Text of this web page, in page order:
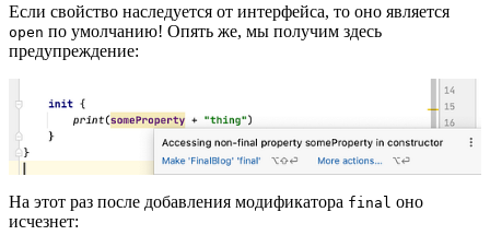
Если свойство наследуется от интерфейса, то оно является
open по умолчанию! Опять же, мы получим здесь
предупреждение:
На этот раз после добавления модификатора final оно
исчезнет: